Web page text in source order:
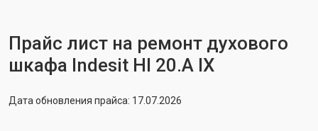
Прайс лист на ремонт духового
шкафа Indesit HI 20.A IX
Дата обновления прайса: 17.07.2026